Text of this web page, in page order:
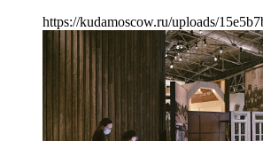
https://kudamoscow.ru/uploads/